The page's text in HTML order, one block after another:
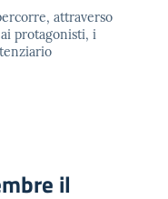
attraverso
protagonisti, i
il